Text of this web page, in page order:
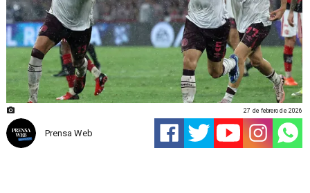
Prensa Web
27 de febrero de 2026